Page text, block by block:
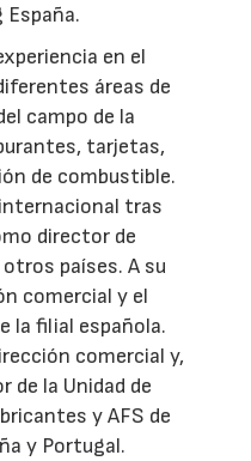
en el
áreas de
campo de la
tarjetas,
de combustible.
tras
director de
países. A su
comercial y el
la filial española.
comercial y,
de la Unidad de
y AFS de
y Portugal.